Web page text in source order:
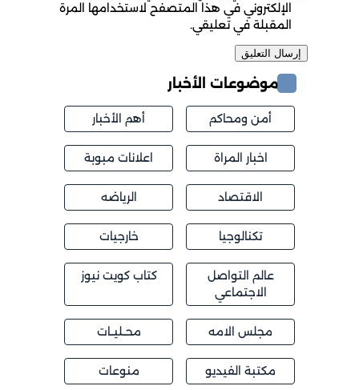
الإلكتروني في هذا المتصفح لاستخدامها المرة
المقبلة في تعليقي.
موضوعات الأخبار
أمن ومحاكم أهم الأخبار
اخبار المراة اعلانات مبوبة
الاقتصاد الرياضه
تكنالوجيا خارجيات
عالم التواصل
الاجتماعي
كتاب كويت نيوز
مجلس الامه محــليــات
مكتبة الفيديو منوعات